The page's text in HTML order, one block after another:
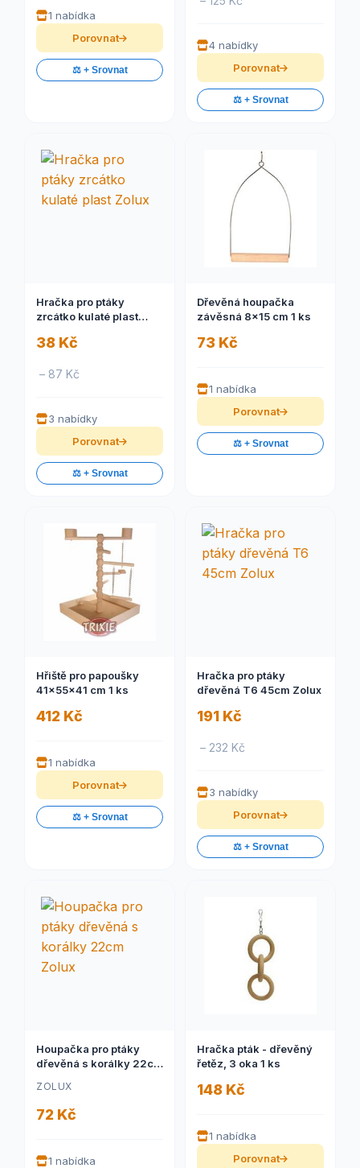
1 nabídka
Porovnat
⚖️ + Srovnat
4 nabídky
Porovnat
⚖️ + Srovnat
Hračka pro ptáky
zrcátko kulaté plast
38 Kč
– 87 Kč
3 nabídky
Porovnat
⚖️ + Srovnat
Dřevěná houpačka
závěsná 8x15 cm 1 ks
73 Kč
1 nabídka
Porovnat
⚖️ + Srovnat
Hřiště pro papoušky
41x55x41 cm 1 ks
412 Kč
1 nabídka
Porovnat
⚖️ + Srovnat
Hračka pro ptáky
dřevěná T6 45cm Zolux
191 Kč
– 232 Kč
3 nabídky
Porovnat
⚖️ + Srovnat
Houpačka pro ptáky
dřevěná s korálky 22cm
ZOLUX
72 Kč
1 nabídka
Hračka pták - dřevěný
řetěz, 3 oka 1 ks
148 Kč
1 nabídka
Porovnat